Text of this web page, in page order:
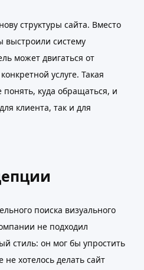
структуры сайта. Вместо
выстроили систему
может двигаться от
услуге. Такая
понять, куда обращаться, и
клиента, так и для
поиска визуального
не подходил
стиль: он мог бы упростить
не хотелось делать сайт